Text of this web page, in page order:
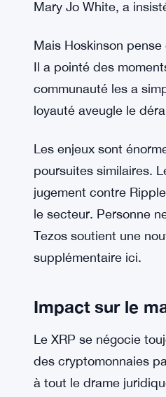
Le PDG de Ripple,
soutenu que la SEC
prendre à XRP.
Mary Jo White, a
Mais Hoskinson
Il a pointé des
communauté les a
loyauté aveugle le
poursuites similaires.
jugement contre
le secteur. Personne
Tezos soutient une